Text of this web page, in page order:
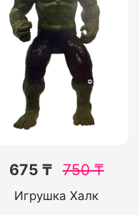
675 ₸ 750₸
Игрушка Халк